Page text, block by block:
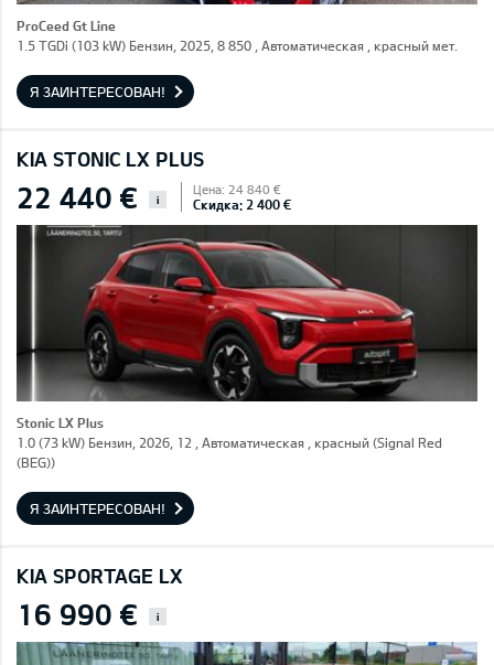
ProCeed Gt Line
1.5 TGDi (103 kW) Бензин, 2025, 8 850 , Автоматическая , красный мет.
Я ЗАИНТЕРЕСОВАН!
KIA STONIC LX PLUS
22 440 € i
Цена: 24 840 €
Скидка: 2 400 €
Stonic LX Plus
1.0 (73 kW) Бензин, 2026, 12 , Автоматическая , красный (Signal Red
(BEG))
Я ЗАИНТЕРЕСОВАН!
KIA SPORTAGE LX
16 990 € i